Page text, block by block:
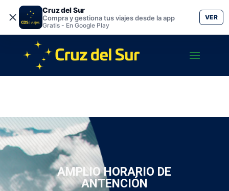
Cruz del Sur
Compra y gestiona tus viajes desde la app
Gratis - En Google Play
VER
AMPLIO HORARIO DE
ANTENCIÓN